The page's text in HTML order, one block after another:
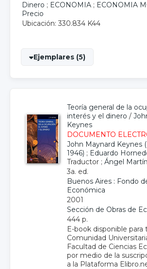
Dinero ; ECONOMIA ; ECONOMIA
Precio
Ubicación: 330.834 K44
Ejemplares (5)
Teoría general de la
interés y el dinero /
Keynes
DOCUMENTO
John Maynard Keynes
1946) ; Eduardo
Traductor ; Ángel
3a. ed.
Buenos Aires : Fondo
Económica
2001
Sección de Obras de
444 p.
E-book disponible para
Comunidad
Facultad de Ciencias
por medio de la
a la Plataforma